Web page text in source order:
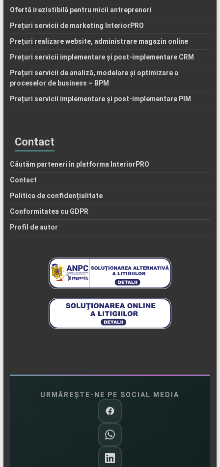
Ofertă irezistibilă pentru micii antreprenori
Prețuri servicii de marketing InteriorPRO
Prețuri realizare website, administrare magazin online
Prețuri servicii implementare și post-implementare CRM
Prețuri servicii de analiză, modelare și optimizare a
proceselor de business – BPM
Prețuri servicii implementare și post-implementare PIM
Contact
Căutăm parteneri în platforma InteriorPRO
Contact
Politica de confidențialitate
Conformitatea cu GDPR
Profil de autor
URMĂREȘTE-NE PE SOCIAL MEDIA